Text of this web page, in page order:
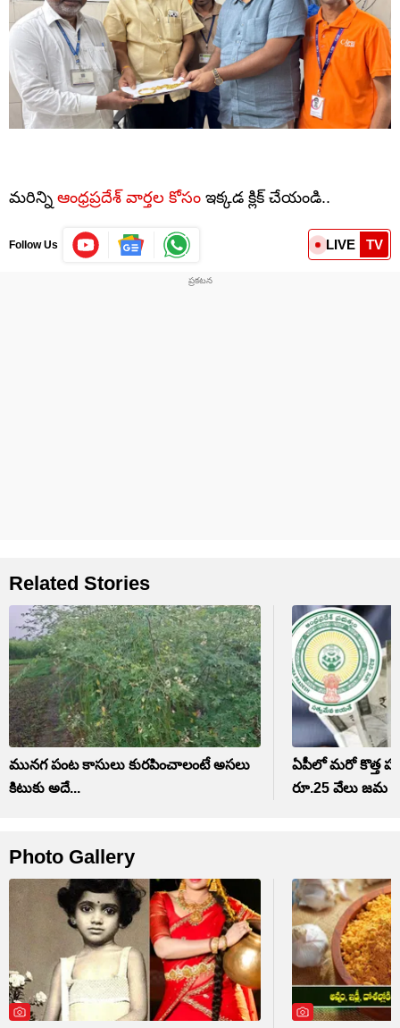
మరిన్ని ఆంధ్రప్రదేశ్ వార్తల కోసం ఇక్కడ క్లిక్ చేయండి..
Follow Us LIVE TV
Related Stories
మునగ పంట కాసులు కురపించాలంటే అసలు
కిటుకు అదే...
ఏపీలో మరో కొత్త
రూ.25 వేలు జమ
Photo Gallery